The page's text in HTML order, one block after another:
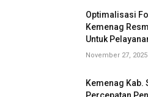
Optimalisasi
Kemenag
Untuk
November 27, 2025
Kemenag Kab.